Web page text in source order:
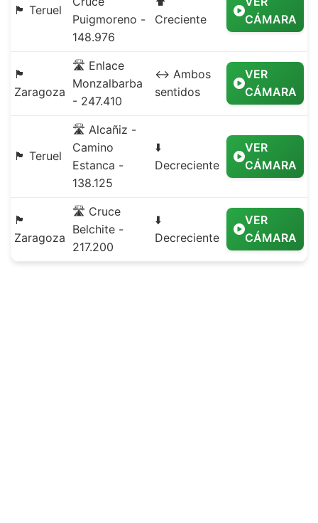
🏴 Teruel
Puigmoreno -
148.976
Creciente
CÁMARA
🏴
Zaragoza
🛣️ Enlace
Monzalbarba
- 247.410
↔️ Ambos
sentidos
VER
CÁMARA
🏴 Teruel
🛣️ Alcañiz -
Camino
Estanca -
138.125
⬇️
Decreciente
VER
CÁMARA
🏴
Zaragoza
🛣️ Cruce
Belchite -
217.200
⬇️
Decreciente
VER
CÁMARA